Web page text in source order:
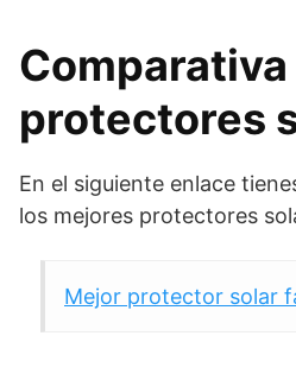
Comparativa
protectores
En el siguiente enlace
los mejores protectores
Mejor protector solar